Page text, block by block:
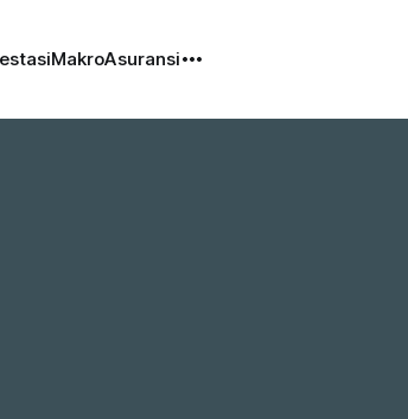
MakroAsuransi